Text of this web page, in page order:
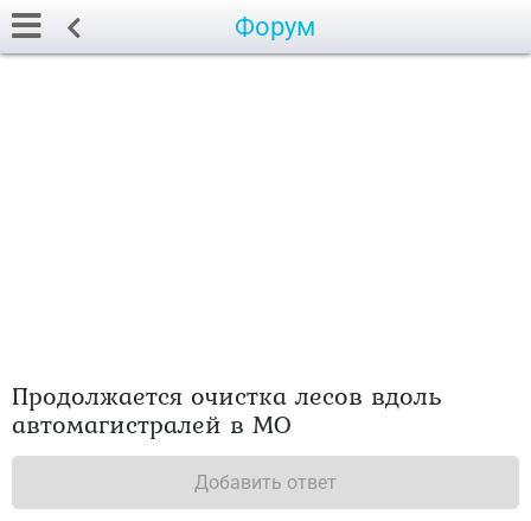
Форум
Продолжается очистка лесов вдоль
автомагистралей в МО
Добавить ответ